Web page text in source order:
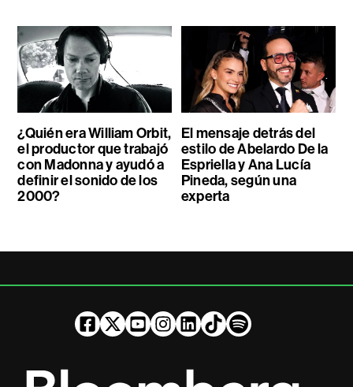
¿Quién era William Orbit,
el productor que trabajó
con Madonna y ayudó a
definir el sonido de los
2000?
El mensaje detrás del
estilo de Abelardo De la
Espriella y Ana Lucía
Pineda, según una
experta